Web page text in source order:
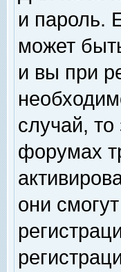
и пароль.
может
и вы при
случай, то
форумах
они